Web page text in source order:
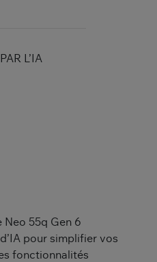
L’IA
Neo 55q Gen 6
pour simplifier vos
fonctionnalités